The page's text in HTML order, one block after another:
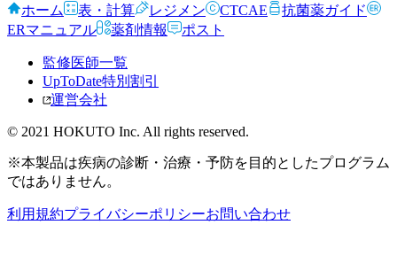
ホーム
表・計算 レジメン CTCAE
抗菌薬ガイド
ERマニュアル
薬剤情報 ポスト
監修医師一覧
UpToDate特別割引
運営会社
© 2021 HOKUTO Inc. All rights reserved.
※本製品は疾病の診断・治療・予防を目的としたプログラム
ではありません。
利用規約プライバシーポリシーお問い合わせ